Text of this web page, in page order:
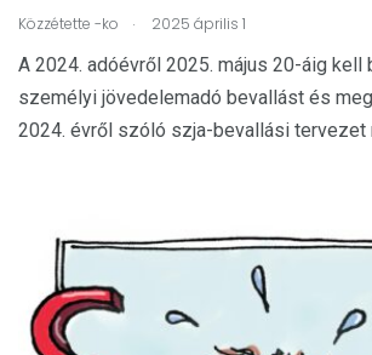
Közzétette -ko . 2025 április 1
A 2024. adóévről 2025. május 20-áig kell
személyi jövedelemadó bevallást és
2024. évről szóló szja-bevallási tervezet